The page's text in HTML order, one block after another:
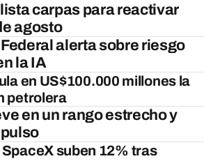
carpas para reactivar
agosto
alerta sobre riesgo
la IA
en US$100.000 millones la
petrolera
en un rango estrecho y
suben 12% tras